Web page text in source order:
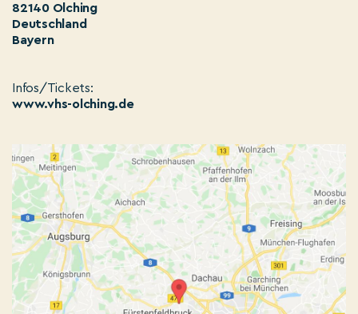
82140 Olching
Deutschland
Bayern
Infos/Tickets:
www.vhs-olching.de